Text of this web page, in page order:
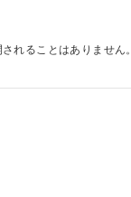
れることはありません。